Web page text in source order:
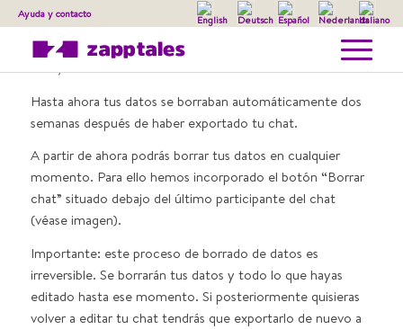
Ayuda y contacto
Hasta ahora tus datos se borraban automáticamente dos
semanas después de haber exportado tu chat.
A partir de ahora podrás borrar tus datos en cualquier
momento. Para ello hemos incorporado el botón “Borrar
chat” situado debajo del último participante del chat
(véase imagen).
Importante: este proceso de borrado de datos es
irreversible. Se borrarán tus datos y todo lo que hayas
editado hasta ese momento. Si posteriormente quisieras
volver a editar tu chat tendrás que exportarlo de nuevo a